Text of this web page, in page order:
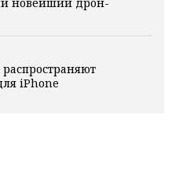
новейший дрон-
iPhone